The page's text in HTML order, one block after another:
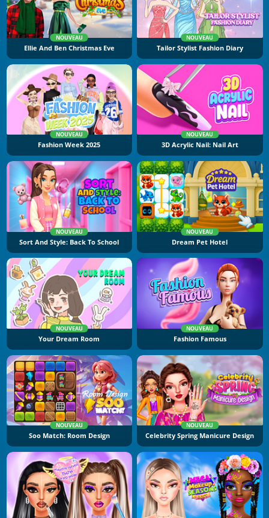
NOUVEAU
Ellie And Ben Christmas Eve
NOUVEAU
Tailor Stylist Fashion Diary
NOUVEAU
Fashion Week 2025
NOUVEAU
3D Acrylic Nail: Nail Art
NOUVEAU
Sort And Style: Back To School
NOUVEAU
Dream Pet Hotel
NOUVEAU
Your Dream Room
NOUVEAU
Fashion Famous
NOUVEAU
Soo Match: Room Design
NOUVEAU
Celebrity Spring Manicure Design